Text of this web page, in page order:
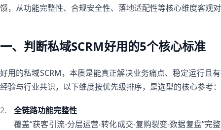
馈，从功能完整性、合规安全性、落地适配性等核心维度客观
一、判断私域SCRM好用的5个核心标准
好用的私域SCRM，本质是能真正解决业务痛点、稳定运行且
经验与行业共识，以下维度按优先级排序，是选型的核心参考：
全链路功能完整性
覆盖“获客引流-分层运营-转化成交-复购裂变-数据复盘”完